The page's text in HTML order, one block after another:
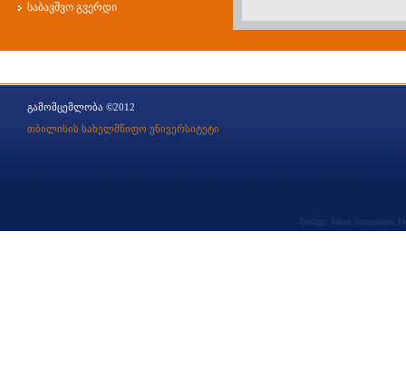
საბავშვო გვერდი
გამომცემლობა ©2012
თბილისის სახელმწიფო უნივერსიტეტი
Design: Elene Shengelaia;